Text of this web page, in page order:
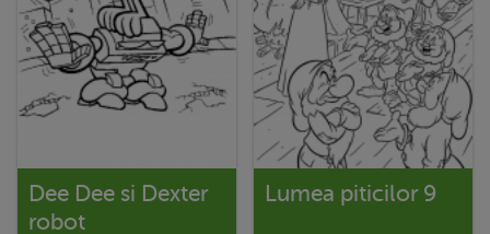
Dee Dee si Dexter
robot
Lumea piticilor 9